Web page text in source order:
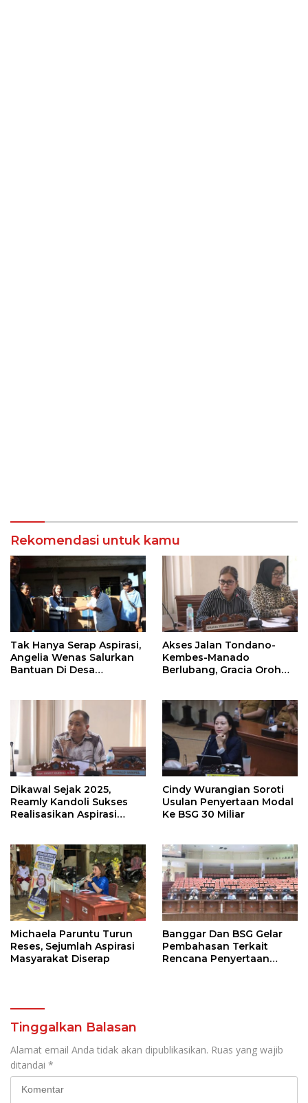
Rekomendasi untuk kamu
Tak Hanya Serap Aspirasi,
Angelia Wenas Salurkan
Bantuan Di Desa
Akses Jalan Tondano-
Kembes-Manado
Berlubang, Gracia Oroh
Dikawal Sejak 2025,
Reamly Kandoli Sukses
Realisasikan Aspirasi
Tahun Depan
Cindy Wurangian Soroti
Usulan Penyertaan Modal
Ke BSG 30 Miliar
Michaela Paruntu Turun
Reses, Sejumlah Aspirasi
Masyarakat Diserap
Banggar Dan BSG Gelar
Pembahasan Terkait
Rencana Penyertaan
Tinggalkan Balasan
Alamat email Anda tidak akan dipublikasikan. Ruas yang wajib
ditandai *